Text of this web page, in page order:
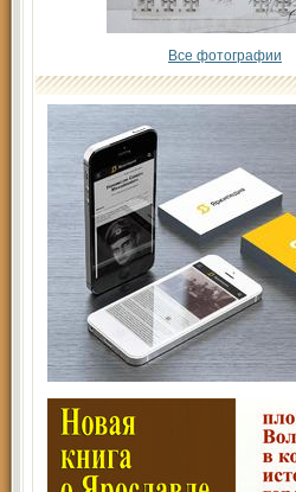
Все фотографии